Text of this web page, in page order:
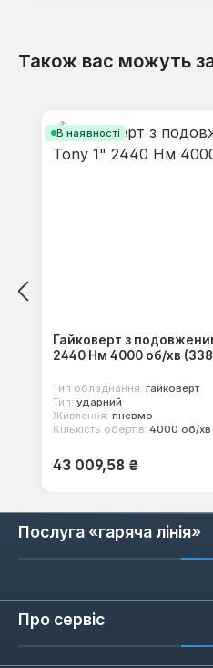
Відгуків не
Також вас можуть
В наявності
Гайковерт з
2440 Нм 4000 об/хв
Тип обладнання: гайковерт
Тип: ударний
Живлення: пневмо
Кількість обертів: 4000 об/хв
Звичайна ціна:
43 009,58 ₴
Послуга «гаряча лінія»
Про сервіс